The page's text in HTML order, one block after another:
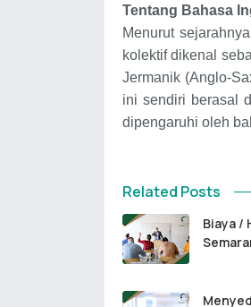
Tentang Bahasa
Menurut
kolektif dikenal
Jermanik (Anglo-
ini sendiri berasal
dipengaruhi oleh
Related Posts
Biaya /